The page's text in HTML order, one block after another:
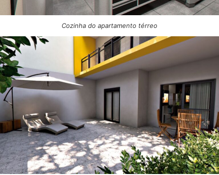
Cozinha do apartamento térreo